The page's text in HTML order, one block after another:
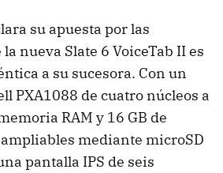
su apuesta por las
nueva Slate 6 VoiceTab II es
a su sucesora. Con un
PXA1088 de cuatro núcleos a
RAM y 16 GB de
mediante microSD
pantalla IPS de seis